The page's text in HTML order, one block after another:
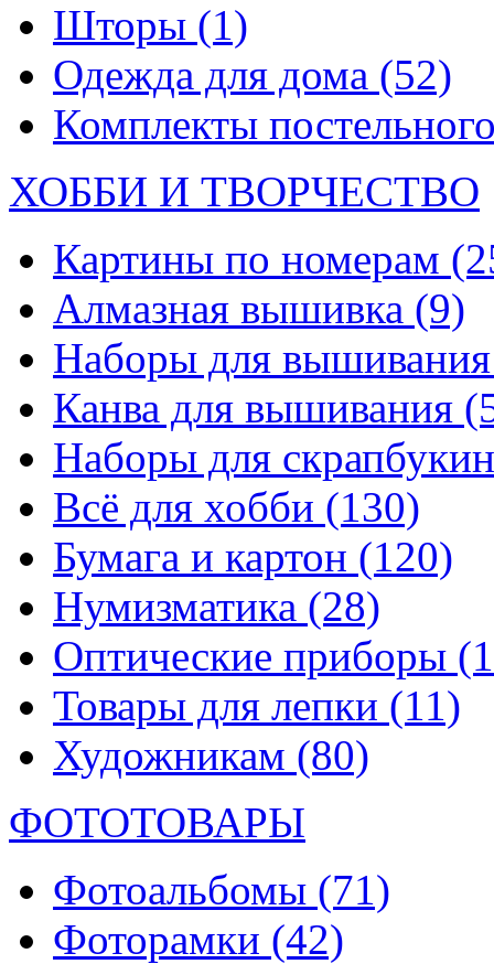
Шторы (1)
Одежда для дома (52)
Комплекты
ХОББИ И ТВОРЧЕСТВО
Картины по номерам
Алмазная вышивка (9)
Наборы для
Канва для вышивания
Наборы для
Всё для хобби (130)
Бумага и картон (120)
Нумизматика (28)
Оптические приборы
Товары для лепки (11)
Художникам (80)
ФОТОТОВАРЫ
Фотоальбомы (71)
Фоторамки (42)